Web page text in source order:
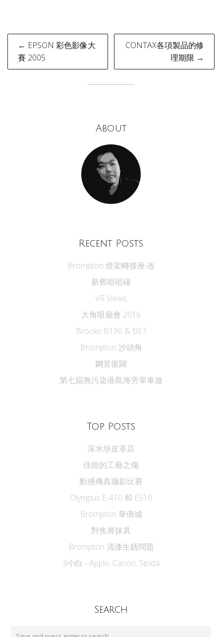
Post
navigation
← EPSON 彩色影像大
賽 2005
CONTAX各項製品的修
理期限 →
About
Recent Posts
Brompton 燈架轉接座‧改
新舊咀咀碰
VR Views
大角咀廟會 2016
Brooks B190 & B67
Brompton 沙頭角
鋼管復闢
第七屆無污染港島海旁單車遊
Top Posts
深水埗皮革店
佳能的工藝之殤
動感傳真攝影比賽
Olympus E-410 和 E510
Brompton 華僑城
對焦屏抹具
Brompton 清漆生銹問題
3小白 - Apple, Canon, Strida
Search